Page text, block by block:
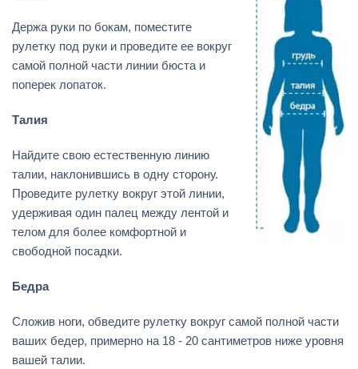
Держа руки по бокам, поместите
рулетку под руки и проведите ее вокруг
самой полной части линии бюста и
поперек лопаток.
Талия
Найдите свою естественную линию
талии, наклонившись в одну сторону.
Проведите рулетку вокруг этой линии,
удерживая один палец между лентой и
телом для более комфортной и
свободной посадки.
Бедра
Сложив ноги, обведите рулетку вокруг самой полной части
ваших бедер, примерно на 18 - 20 сантиметров ниже уровня
вашей талии.